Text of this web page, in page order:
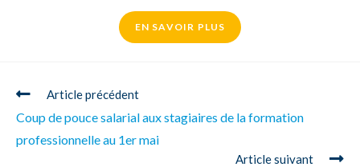
EN SAVOIR PLUS
Article précédent
Coup de pouce salarial aux stagiaires de la formation
professionnelle au 1er mai
Article suivant